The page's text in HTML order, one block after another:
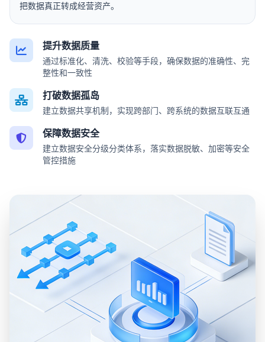
把数据真正转成经营资产。
提升数据质量
通过标准化、清洗、校验等手段，确保数据的准确性、完
整性和一致性
打破数据孤岛
建立数据共享机制，实现跨部门、跨系统的数据互联互通
保障数据安全
建立数据安全分级分类体系，落实数据脱敏、加密等安全
管控措施